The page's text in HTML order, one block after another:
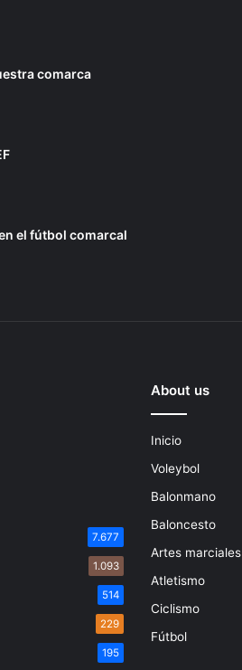
comarca
el fútbol comarcal
7.677
1.093
514
229
195
About us
Inicio
Voleybol
Balonmano
Baloncesto
Artes marciales
Atletismo
Ciclismo
Fútbol